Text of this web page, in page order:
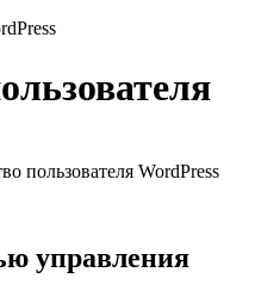
пользователя WordPress
управления